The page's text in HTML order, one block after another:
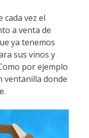
cada vez el
a venta de
ya tenemos
sus vinos y
por ejemplo
ventanilla donde